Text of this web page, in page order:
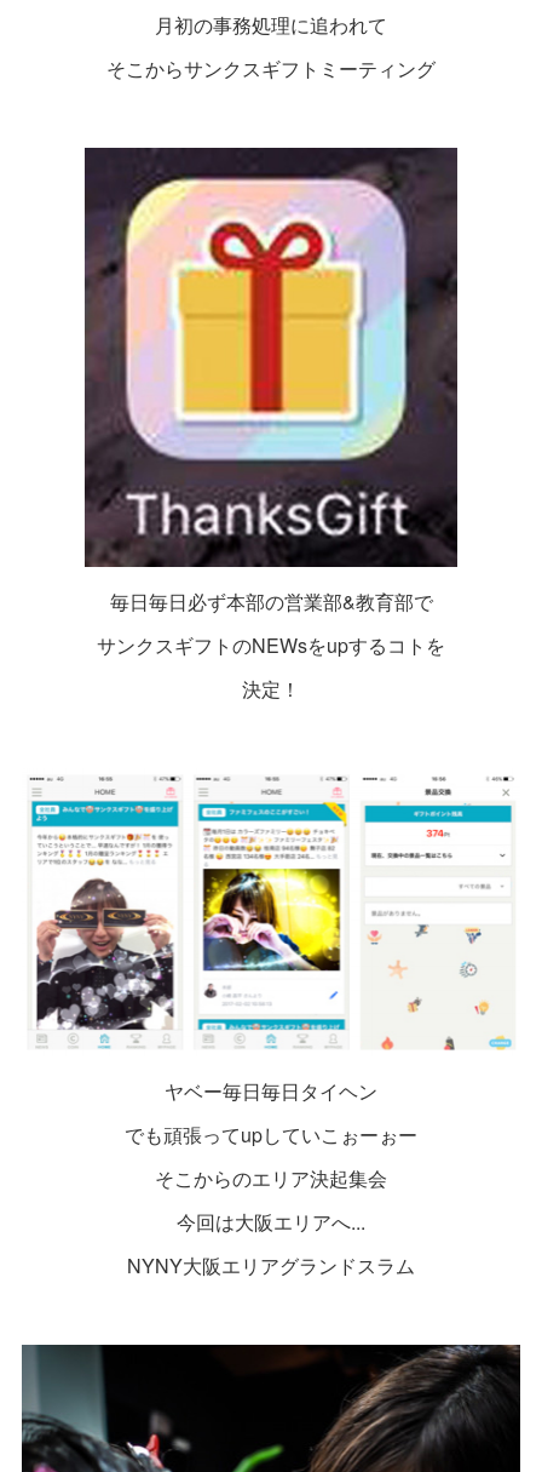
月初の事務処理に追われて
そこからサンクスギフトミーティング
毎日毎日必ず本部の営業部&教育部で
サンクスギフトのNEWsをupするコトを
決定！
ヤベー毎日毎日タイヘン
でも頑張ってupしていこぉーぉー
そこからのエリア決起集会
今回は大阪エリアへ...
NYNY大阪エリアグランドスラム